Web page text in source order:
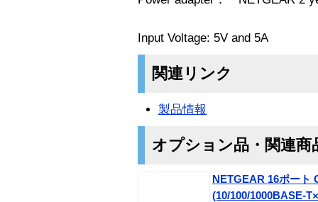
Input Voltage: 5V and 5A
関連リンク
製品情報
オプション品・関連商
NETGEAR 16ポー
(10/100/1000BASE-